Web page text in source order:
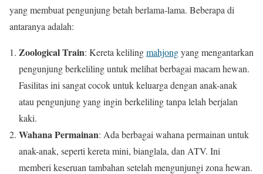
yang membuat pengunjung betah berlama-lama. Beberapa di
antaranya adalah:
Zoological Train: Kereta kelilingmahjongyang mengantarkan
pengunjung berkeliling untuk melihat berbagai macam hewan.
Fasilitas ini sangat cocok untuk keluarga dengan anak-anak
atau pengunjung yang ingin berkeliling tanpa lelah berjalan
kaki.
Wahana Permainan: Ada berbagai wahana permainan untuk
anak-anak, seperti kereta mini, bianglala, dan ATV. Ini
memberi keseruan tambahan setelah mengunjungi zona hewan.